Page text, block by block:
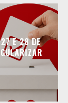
27 E 28 DE